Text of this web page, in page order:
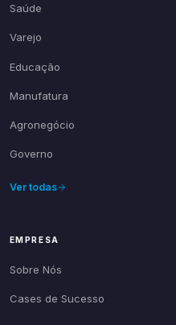
Saúde
Varejo
Educação
Manufatura
Agronegócio
Governo
Ver todas
EMPRESA
Sobre Nós
Cases de Sucesso